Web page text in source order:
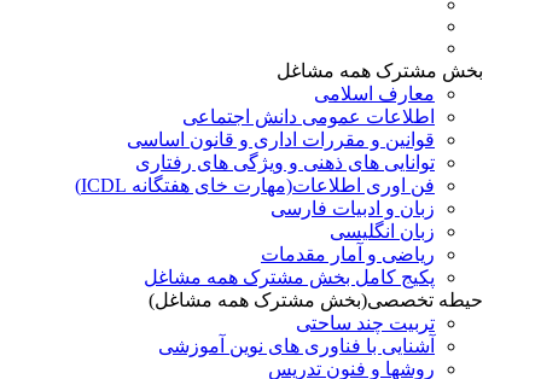
بخش مشترک همه مشاغل
معارف اسلامی
اطلاعات عمومی دانش اجتماعی
قوانین و مقررات اداری و قانون اساسی
توانایی های ذهنی و ویژگی های رفتاری
فن اوری اطلاعات(مهارت خای هفتگانه ICDL)
زبان و ادبیات فارسی
زبان انگلیسی
ریاضی و آمار مقدمات
پکیج کامل بخش مشترک همه مشاغل
حیطه تخصصی(بخش مشترک همه مشاغل)
تربیت چند ساحتی
آشنایی با فناوری های نوین آموزشی
روشها و فنون تدريس